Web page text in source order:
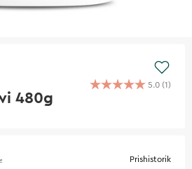
480g
5.0 (1)
Prishistorik